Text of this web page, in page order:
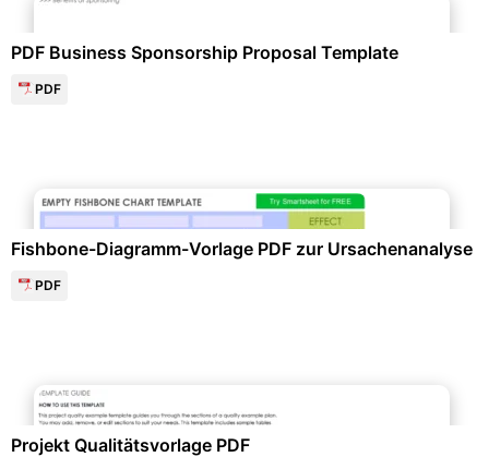
PDF Business Sponsorship Proposal Template
PDF
Fishbone-Diagramm-Vorlage PDF zur Ursachenanalyse
PDF
Projekt Qualitätsvorlage PDF